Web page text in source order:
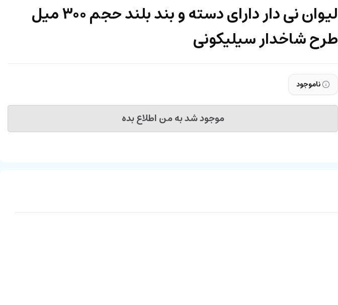
لیوان نی دار دارای دسته و بند بلند حجم 300 میل
طرح شاخدار سیلیکونی
ناموجود
موجود شد به من اطلاع بده